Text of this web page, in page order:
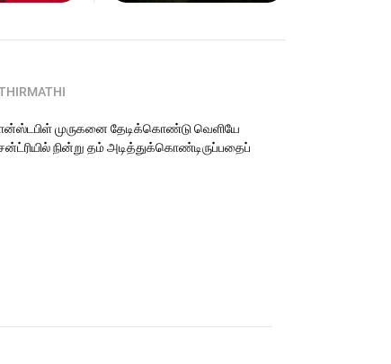
முருகனை தேடிக்கொண்டு வெளியே
நின்று தம் அடித்துக்கொண்டிருப்பதைப்